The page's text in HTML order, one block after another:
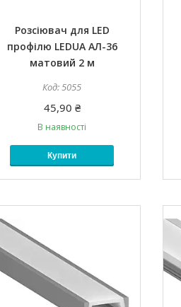
Розсіювач для LED
профілю LEDUA АЛ-36
матовий 2 м
5055
45,90 ₴
В наявності
Купити